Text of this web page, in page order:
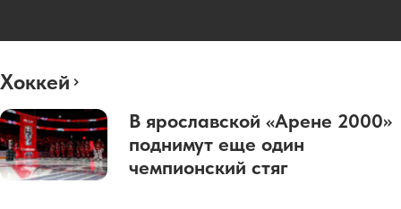
Хоккей
В ярославской «Арене 2000»
поднимут еще один
чемпионский стяг